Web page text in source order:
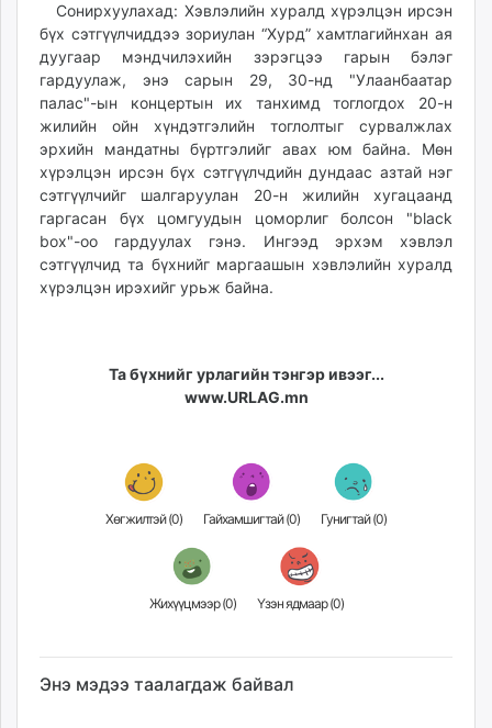
shuurhai.mn
unuudur.mn
isee.mn
mglradio.com
fact.mn
itoim.mn
tumen.mn
shuum.mn
times.mn
tvmongolia.mn
mass.mn
Сонирхуулахад: Хэвлэлийн хуралд хүрэлцэн ирсэн
бүх сэтгүүлчиддээ зориулан “Хурд” хамтлагийнхан ая
дуугаар мэндчилэхийн зэрэгцээ гарын бэлэг
гардуулаж, энэ сарын 29, 30-нд "Улаанбаатар
палас"-ын концертын их танхимд тоглогдох 20-н
жилийн ойн хүндэтгэлийн тоглолтыг сурвалжлах
эрхийн мандатны бүртгэлийг авах юм байна. Мөн
хүрэлцэн ирсэн бүх сэтгүүлчдийн дундаас азтай нэг
сэтгүүлчийг шалгаруулан 20-н жилийн хугацаанд
гаргасан бүх цомгуудын цоморлиг болсон "black
box"-оо гардуулах гэнэ. Ингээд эрхэм хэвлэл
сэтгүүлчид та бүхнийг маргаашын хэвлэлийн хуралд
хүрэлцэн ирэхийг урьж байна.
Та бүхнийг урлагийн тэнгэр ивээг...
www.URLAG.mn
Хөгжилтэй (0) Гайхамшигтай (0) Гунигтай (0)
Жихүүцмээр (0) Үзэн ядмаар (0)
Энэ мэдээ таалагдаж байвал